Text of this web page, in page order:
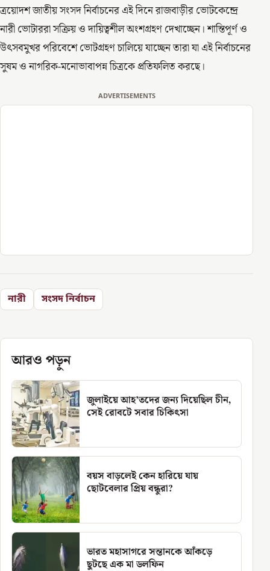
ত্রয়োদশ জাতীয় সংসদ নির্বাচনের এই দিনে রাজবাড়ীর ভোটকেন্দ্রে
নারী ভোটাররা সক্রিয় ও দায়িত্বশীল অংশগ্রহণ দেখাচ্ছেন। শান্তিপূর্ণ ও
উৎসবমুখর পরিবেশে ভোটগ্রহণ চালিয়ে যাচ্ছেন তারা যা এই নির্বাচনের
সুষম ও নাগরিক-মনোভাবাপন্ন চিত্রকে প্রতিফলিত করছে।
ADVERTISEMENTS
নারী সংসদ নির্বাচন
আরও পড়ুন
জুলাইয়ে আহ’তদের জন্য দিয়েছিল চীন,
সেই রোবটে সবার চিকিৎসা
বয়স বাড়লেই কেন হারিয়ে যায়
ছোটবেলার প্রিয় বন্ধুরা?
ভারত মহাসাগরে সন্তানকে আঁকড়ে
ছুটছে এক মা ডলফিন